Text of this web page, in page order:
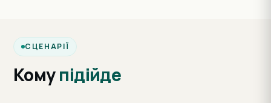
СЦЕНАРІЇ
Комупідійде